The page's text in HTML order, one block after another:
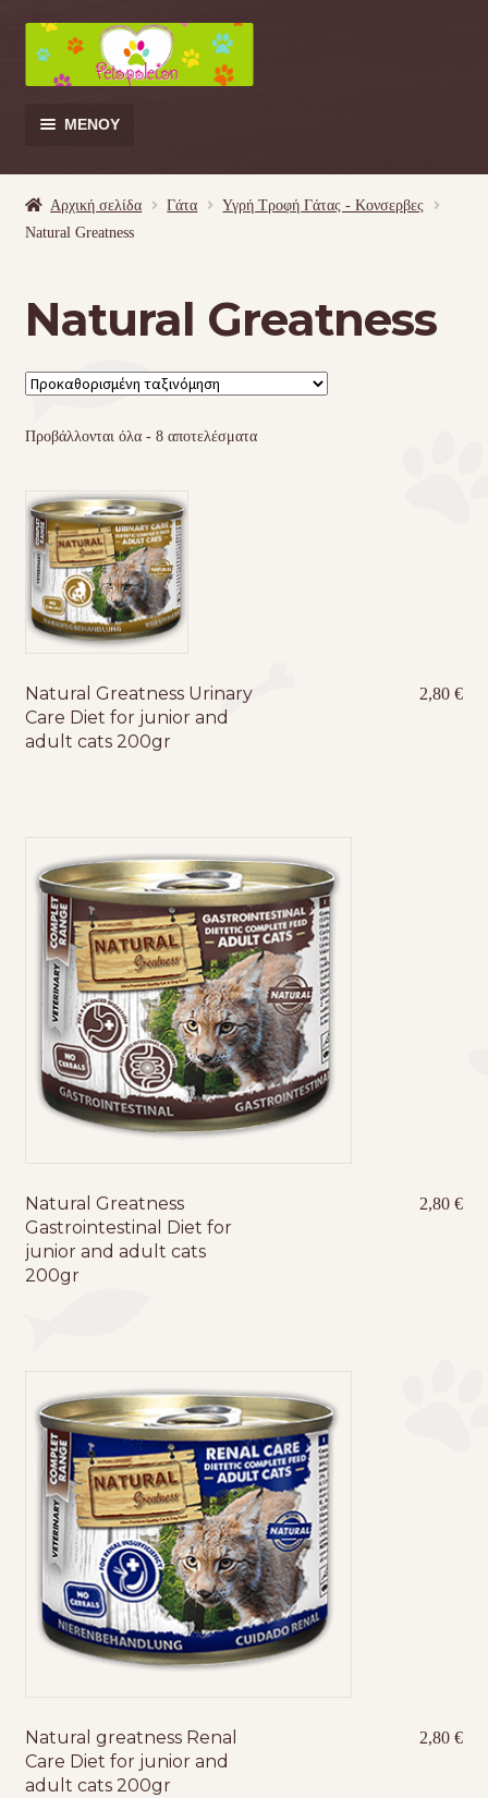
Απευθείας
μετάβαση
στην
πλοήγηση
Μετάβαση
σε
περιεχόμενο
ΜΕΝΟΎ
Σκύλος
Κουνέλι
Πουλί
Τσάντες μεταφοράς
Επικοινωνία
Αρχική σελίδα Γάτα
Υγρή Τροφή Γάτας - Kονσερβες
Natural Greatness
Natural Greatness
Προβάλλονται όλα - 8 αποτελέσματα
Natural Greatness Urinary
Care Diet for junior and
adult cats 200gr
2,80€
Natural Greatness
Gastrointestinal Diet for
junior and adult cats
200gr
2,80€
Natural greatness Renal
Care Diet for junior and
adult cats 200gr
2,80€